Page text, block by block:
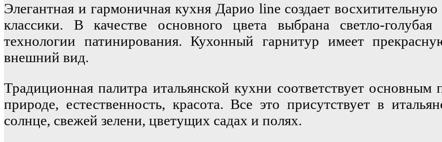
Элегантная и гармоничная кухня Дарио line создает
классики. В качестве основного цвета выбрана светло-
технологии патинирования. Кухонный гарнитур имеет
внешний вид.
Традиционная палитра итальянской кухни соответствует основным
природе, естественность, красота. Все это присутствует в
солнце, свежей зелени, цветущих садах и полях.